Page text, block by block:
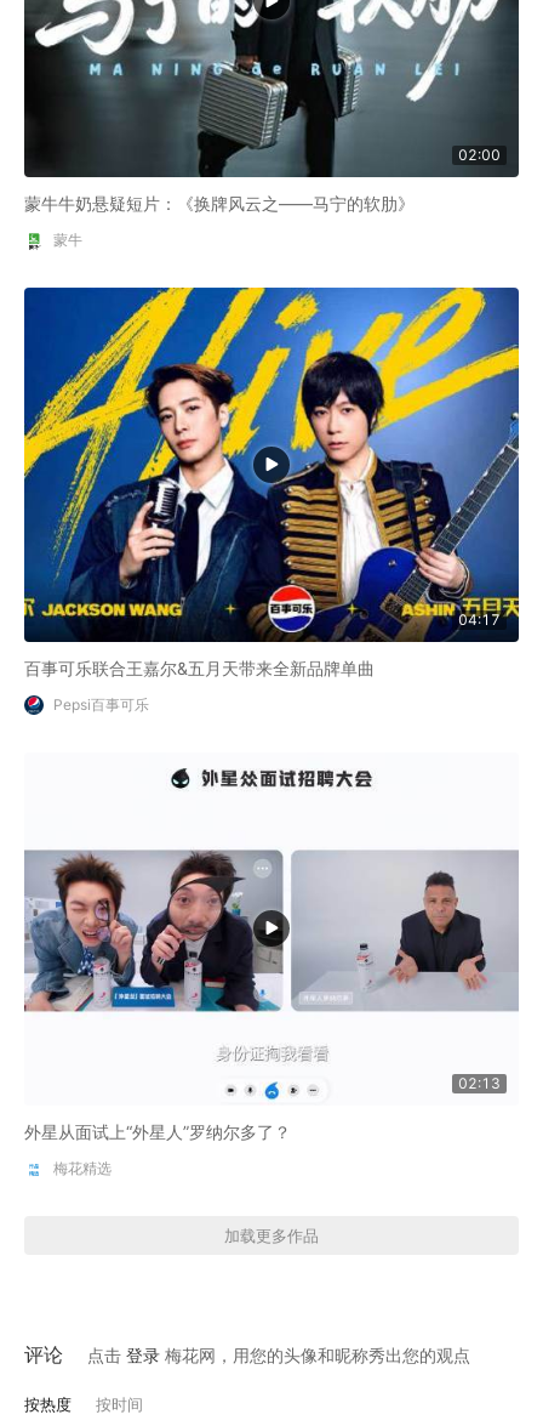
02:00
蒙牛牛奶悬疑短片：《换牌风云之——马宁的软肋》
蒙牛
04:17
百事可乐联合王嘉尔&五月天带来全新品牌单曲
Pepsi百事可乐
02:13
外星从面试上“外星人”罗纳尔多了？
梅花精选
加载更多作品
评论 点击 登录 梅花网，用您的头像和昵称秀出您的观点
按热度 按时间